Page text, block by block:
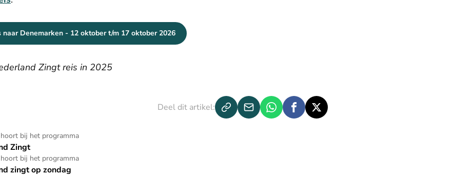
Denemarken - 12 oktober t/m 17 oktober 2026
Zingt reis in 2025
Deel dit artikel:
bij het programma
Zingt
bij het programma
zingt op zondag